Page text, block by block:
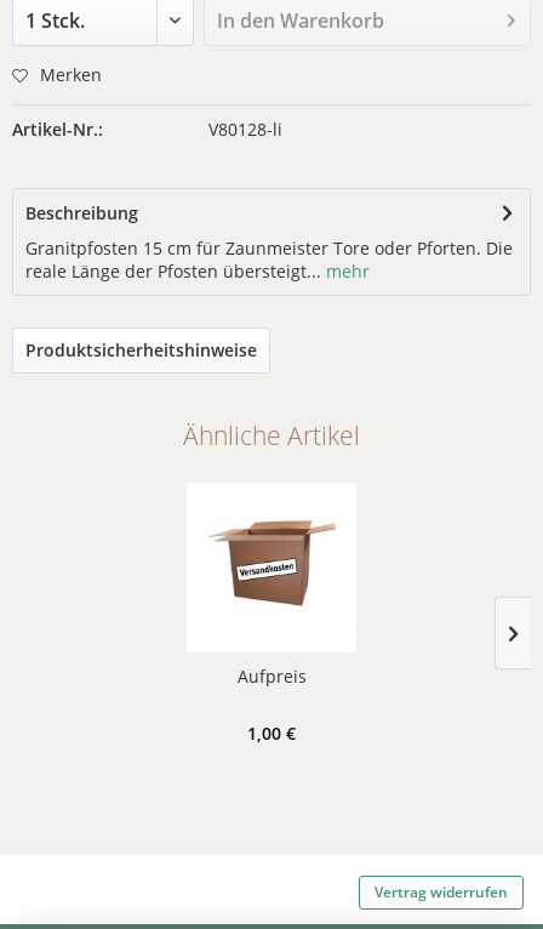
In denWarenkorb
Merken
Artikel-Nr.: V80128-li
Beschreibung
Granitpfosten 15 cm für Zaunmeister Tore oder Pforten. Die
reale Länge der Pfosten übersteigt... mehr
Produktsicherheitshinweise
Ähnliche Artikel
Aufpreis
1,00 €
Vertrag widerrufen